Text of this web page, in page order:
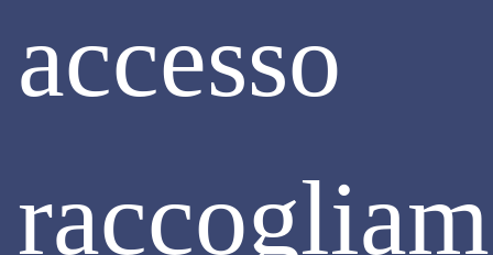
accesso